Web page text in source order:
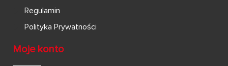
Regulamin
Polityka Prywatności
Moje konto